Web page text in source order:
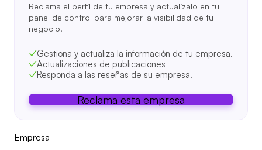
Reclama el perfil de tu empresa y actualízalo en tu
panel de control para mejorar la visibilidad de tu
negocio.
Gestiona y actualiza la información de tu empresa.
Actualizaciones de publicaciones
Responda a las reseñas de su empresa.
Reclama esta empresa
Empresa